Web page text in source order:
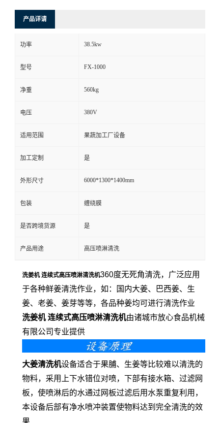
产品详请
功率 38.5kw
型号 FX-1000
净重 560kg
电压 380V
适用范围 果蔬加工厂设备
加工定制 是
外形尺寸 6000*1300*1400mm
包装 缠绕膜
是否跨境货源 是
产品用途 高压喷淋清洗
洗姜机 连续式高压喷淋清洗机360度无死角清洗，广泛应用
于各种鲜姜清洗作业，如：国内大姜、巴西姜、生
姜、老姜、姜芽等等，各品种姜均可进行清洗作业
洗姜机 连续式高压喷淋清洗机由诸城市放心食品机械
有限公司专业提供
大姜清洗机设备适合于果脯、生姜等比较难以清洗的
物料，采用上下水错位对喷，下部有接水箱、过滤网
板，使喷淋后的水通过网板过滤后用水泵重复利用，
本设备后部有净水喷冲装置使物料达到完全清洗的效